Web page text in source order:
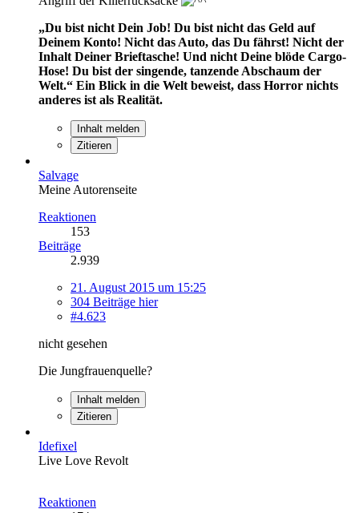
„Du bist nicht Dein Job! Du bist nicht das Geld auf
Deinem Konto! Nicht das Auto, das Du fährst! Nicht der
Inhalt Deiner Brieftasche! Und nicht Deine blöde Cargo-
Hose! Du bist der singende, tanzende Abschaum der
Welt.“ Ein Blick in die Welt beweist, dass Horror nichts
anderes ist als Realität.
Inhalt melden
Zitieren
Salvage
Meine Autorenseite
Reaktionen
153
Beiträge
2.939
21. August 2015 um 15:25
304 Beiträge hier
#4.623
nicht gesehen
Die Jungfrauenquelle?
Inhalt melden
Zitieren
Idefixel
Live Love Revolt
Reaktionen